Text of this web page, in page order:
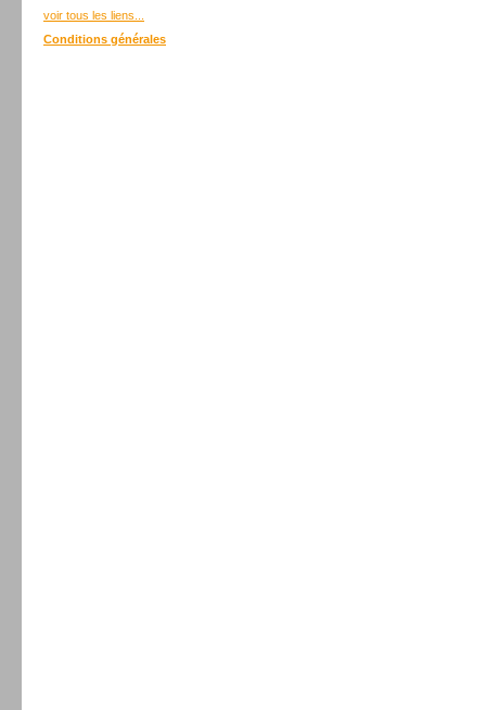
voir tous les liens...
Conditions générales